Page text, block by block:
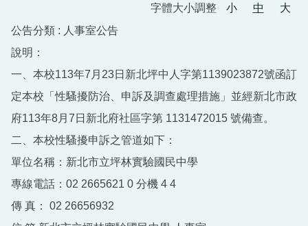
字體大小調整 小 中
大
公告分類 : 人事室公告
說明：
一、本校113年7月23日新北坪中人字第1139023872號函訂
定本校「性騷擾防治、申訴及調查處理措施」並經新北市政
府113年8月7日新北府社區字第 1131472015 號備查。
二、本校性騷擾申訴之管道如下：
單位名稱：新北市立坪林實驗國民中學
專線電話：02 2665621 0 分機 4 4
傳 真： 02 26656932